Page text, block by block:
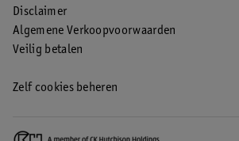
Disclaimer
Algemene Verkoopvoorwaarden
Veilig betalen
Zelf cookies beheren